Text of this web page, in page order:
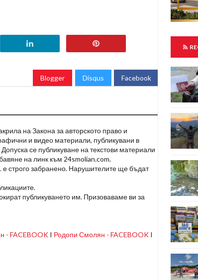
Blogger Disqus Facebook
на Закона за авторското право и
и видео материали, публикувани в
се публикуване на текстови материали
на линк към 24smolian.com.
е строго забранено. Нарушителите ще бъдат
публикуването им. Призоваваме ви за
- FACEBOOK I Родопи Смолян - FACEBOOK I